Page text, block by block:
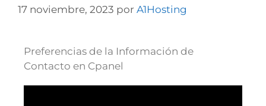
17 noviembre, 2023 por A1Hosting
Preferencias de la Información de
Contacto en Cpanel